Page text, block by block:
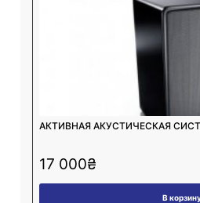
АКТИВНАЯ АКУСТИЧЕСКАЯ
17 000₴
В